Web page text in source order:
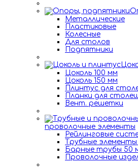
Металлические
Пластиковые
Колесные
Для столов
Подпятники
Цоколь 100 мм
Цоколь 150 мм
Плинтус для
Планки для
Вент. решетки
проволочные элементы
Рейлинговые
Трубные
Барные трубы 50
Проволочные